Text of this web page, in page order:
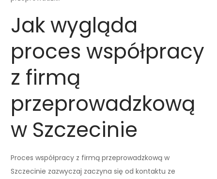
Jak wygląda
proces współpracy
z firmą
przeprowadzkową
w Szczecinie
Proces współpracy z firmą przeprowadzkową w
Szczecinie zazwyczaj zaczyna się od kontaktu ze